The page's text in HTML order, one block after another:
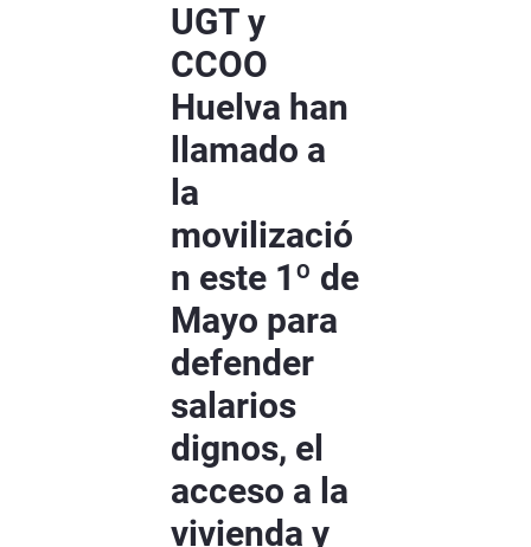
UGT y
CCOO
Huelva han
llamado a
la
movilizació
n este 1º de
Mayo para
defender
salarios
dignos, el
acceso a la
vivienda y